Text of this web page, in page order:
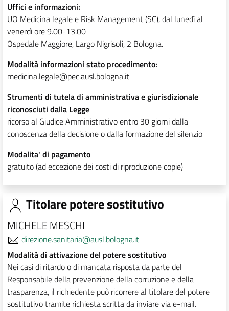
Uffici e informazioni:
UO Medicina legale e Risk Management (SC), dal lunedì al
venerdì ore 9.00-13.00
Ospedale Maggiore, Largo Nigrisoli, 2 Bologna.
Modalità informazioni stato procedimento:
medicina.legale@pec.ausl.bologna.it
Strumenti di tutela di amministrativa e giurisdizionale
riconosciuti dalla Legge
ricorso al Giudice Amministrativo entro 30 giorni dalla
conoscenza della decisione o dalla formazione del silenzio
Modalita' di pagamento
gratuito (ad eccezione dei costi di riproduzione copie)
Titolare potere sostitutivo
MICHELE MESCHI
direzione.sanitaria@ausl.bologna.it
Modalità di attivazione del potere sostitutivo
Nei casi di ritardo o di mancata risposta da parte del
Responsabile della prevenzione della corruzione e della
trasparenza, il richiedente può ricorrere al titolare del potere
sostitutivo tramite richiesta scritta da inviare via e-mail.